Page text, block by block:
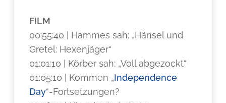
FILM
00:55:40 | Hammes sah: „Hänsel und
Gretel: Hexenjäger“
01:01:10 | Körber sah: „Voll abgezockt“
01:05:10 | Kommen „Independence
Day“-Fortsetzungen?